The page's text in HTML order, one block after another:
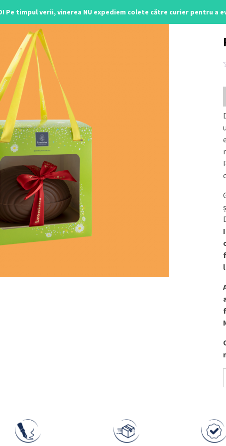
Pe timpul verii, vinerea NU expediem colete către curier pentru a
a